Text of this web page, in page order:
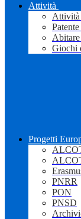
Attività
Giochi
Progetti
PNRR
PON
PNSD